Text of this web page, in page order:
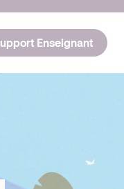
Enseignant